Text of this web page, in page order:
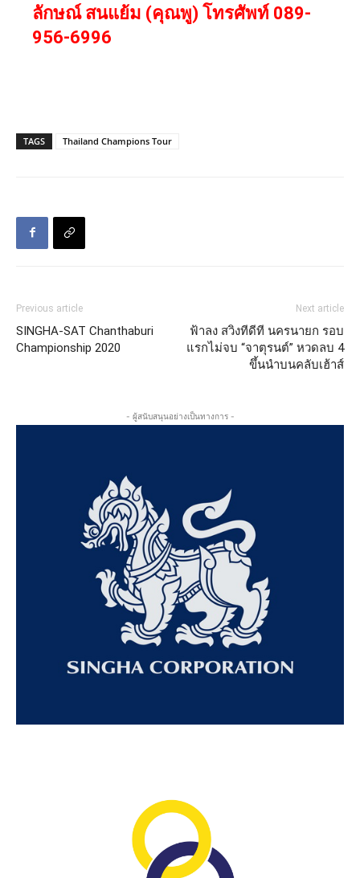
ลักษณ์ สนแย้ม (คุณพู) โทรศัพท์ 089-
956-6996
TAGS Thailand Champions Tour
Previous article
SINGHA-SAT Chanthaburi
Championship 2020
Next article
ฟ้าลง สวิงทีดีที นครนายก รอบ
แรกไม่จบ “จาตุรนต์” หวดลบ 4
ขึ้นนำบนคลับเฮ้าส์
- ผู้สนับสนุนอย่างเป็นทางการ -